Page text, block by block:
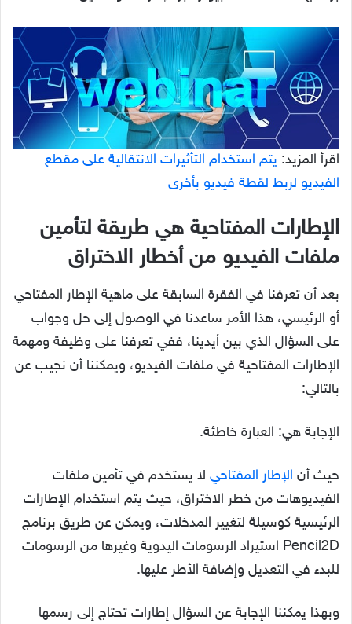
اقرأ المزيد: يتم استخدام التأثيرات الانتقالية على مقطع
الفيديو لربط لقطة فيديو بأخرى
الإطارات المفتاحية هي طريقة لتأمين
ملفات الفيديو من أخطار الاختراق
بعد أن تعرفنا في الفقرة السابقة على ماهية الإطار المفتاحي
أو الرئيسي، هذا الأمر ساعدنا في الوصول إلى حل وجواب
على السؤال الذي بين أيدينا، ففي تعرفنا على وظيفة ومهمة
الإطارات المفتاحية في ملفات الفيديو، ويمكننا أن نجيب عن
بالتالي:
الإجابة هي: العبارة خاطئة.
حيث أن الإطار المفتاحي لا يستخدم في تأمين ملفات
الفيديوهات من خطر الاختراق، حيث يتم استخدام الإطارات
الرئيسية كوسيلة لتغيير المدخلات، ويمكن عن طريق برنامج
Pencil2D استيراد الرسومات اليدوية وغيرها من الرسومات
للبدء في التعديل وإضافة الأطر عليها.
وبهذا يمكننا الإجابة عن السؤال إطارات تحتاج إلى رسمها